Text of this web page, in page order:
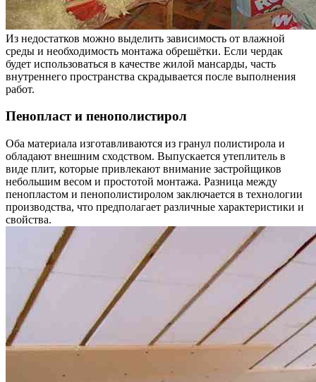
Из недостатков можно выделить зависимость от влажной
среды и необходимость монтажа обрешётки. Если чердак
будет использоваться в качестве жилой мансарды, часть
внутреннего пространства скрадывается после выполнения
работ.
Пенопласт и пенополистирол
Оба материала изготавливаются из гранул полистирола и
обладают внешним сходством. Выпускается утеплитель в
виде плит, которые привлекают внимание застройщиков
небольшим весом и простотой монтажа. Разница между
пенопластом и пенополистиролом заключается в технологии
производства, что предполагает различные характеристики и
свойства.